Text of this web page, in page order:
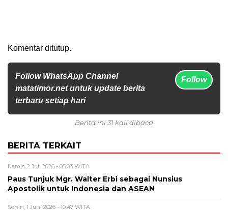
Komentar ditutup.
Follow WhatsApp Channel
matatimor.net untuk update berita
terbaru setiap hari
Follow
Berita ini 31 kali dibaca
BERITA TERKAIT
Kamis, 2 Juli 2026 - 05:03 WITA
Paus Tunjuk Mgr. Walter Erbì sebagai Nunsius
Apostolik untuk Indonesia dan ASEAN
Senin, 1 Juni 2026 - 10:47 WITA